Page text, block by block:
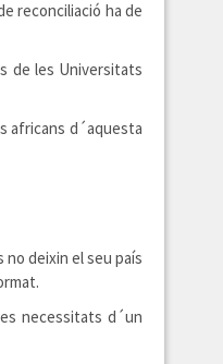
reconciliació ha de
de les Universitats
africans d´aquesta
deixin el seu país
necessitats d´un